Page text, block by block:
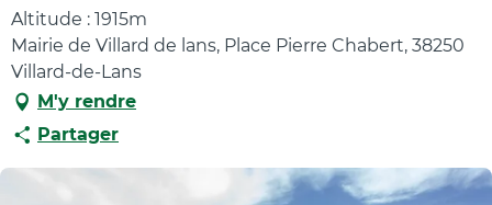
Altitude : 1915m
Mairie de Villard de lans, Place Pierre Chabert, 38250
Villard-de-Lans
M'y rendre
Partager